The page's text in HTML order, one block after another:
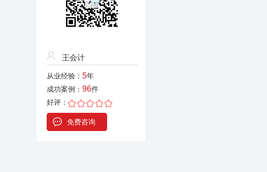
王会计
从业经验： 5年
成功案例： 96件
好评：
免费咨询